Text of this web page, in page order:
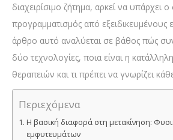
διαχειρίσιμο ζήτημα, αρκεί να υπάρχει
προγραμματισμός από εξειδικευμένους
άρθρο αυτό αναλύεται σε βάθος πώς
δύο τεχνολογίες, ποια είναι η
θεραπειών και τι πρέπει να γνωρίζει
Περιεχόμενα
Η βασική διαφορά στη μετακίνηση:
εμφυτευμάτων